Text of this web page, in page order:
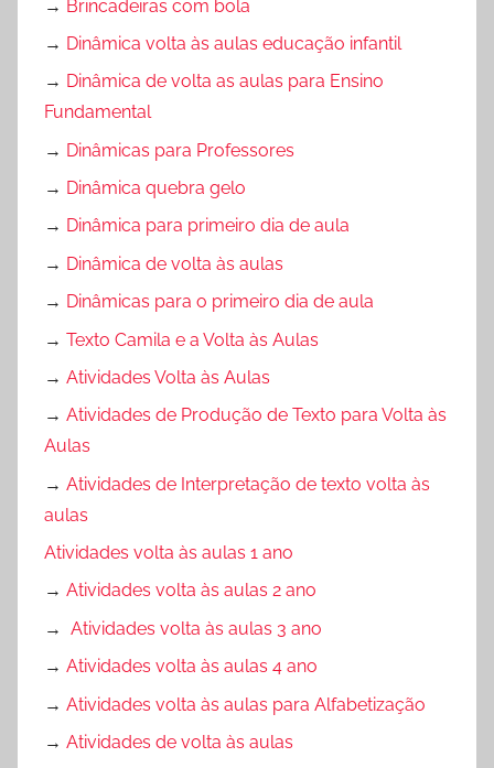
→ Brincadeiras com bola
→ Dinâmica volta às aulas educação infantil
→ Dinâmica de volta as aulas para Ensino
Fundamental
→ Dinâmicas para Professores
→ Dinâmica quebra gelo
→ Dinâmica para primeiro dia de aula
→ Dinâmica de volta às aulas
→ Dinâmicas para o primeiro dia de aula
→ Texto Camila e a Volta às Aulas
→ Atividades Volta às Aulas
→ Atividades de Produção de Texto para Volta às
Aulas
→ Atividades de Interpretação de texto volta às
aulas
Atividades volta às aulas 1 ano
→ Atividades volta às aulas 2 ano
→ Atividades volta às aulas 3 ano
→ Atividades volta às aulas 4 ano
→ Atividades volta às aulas para Alfabetização
→ Atividades de volta às aulas